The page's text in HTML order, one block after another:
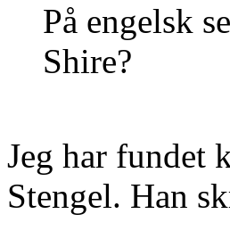
På engelsk
Shire?
Jeg har fundet
Stengel. Han